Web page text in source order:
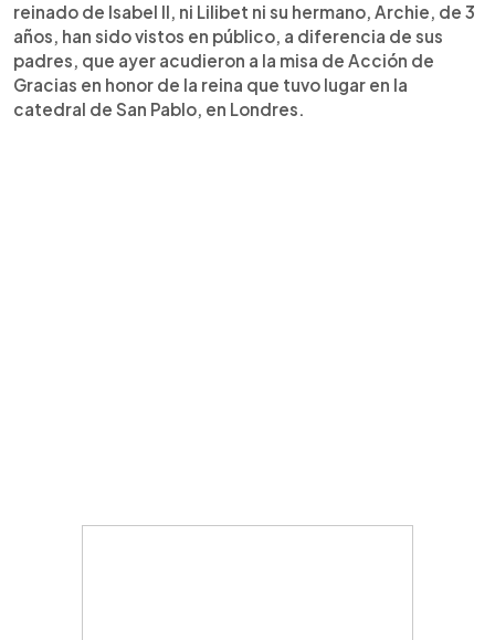
reinado de Isabel II, ni Lilibet ni su hermano, Archie, de 3
años, han sido vistos en público, a diferencia de sus
padres, que ayer acudieron a la misa de Acción de
Gracias en honor de la reina que tuvo lugar en la
catedral de San Pablo, en Londres.